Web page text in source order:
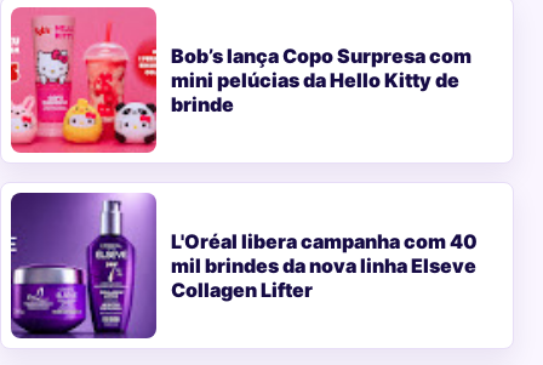
Bob’s lança Copo Surpresa com
mini pelúcias da Hello Kitty de
brinde
L'Oréal libera campanha com 40
mil brindes da nova linha Elseve
Collagen Lifter